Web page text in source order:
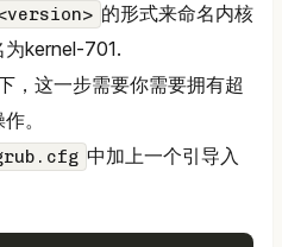
的形式来命名内核
kernel-701.
，这一步需要你需要拥有超
。
中加上一个引导入